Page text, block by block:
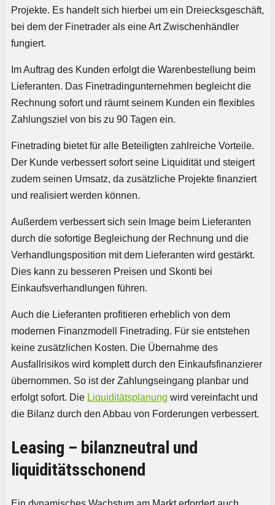
Projekte. Es handelt sich hierbei um ein Dreiecksgeschäft,
bei dem der Finetrader als eine Art Zwischenhändler
fungiert.
Im Auftrag des Kunden erfolgt die Warenbestellung beim
Lieferanten. Das Finetradingunternehmen begleicht die
Rechnung sofort und räumt seinem Kunden ein flexibles
Zahlungsziel von bis zu 90 Tagen ein.
Finetrading bietet für alle Beteiligten zahlreiche Vorteile.
Der Kunde verbessert sofort seine Liquidität und steigert
zudem seinen Umsatz, da zusätzliche Projekte finanziert
und realisiert werden können.
Außerdem verbessert sich sein Image beim Lieferanten
durch die sofortige Begleichung der Rechnung und die
Verhandlungsposition mit dem Lieferanten wird gestärkt.
Dies kann zu besseren Preisen und Skonti bei
Einkaufsverhandlungen führen.
Auch die Lieferanten profitieren erheblich von dem
modernen Finanzmodell Finetrading. Für sie entstehen
keine zusätzlichen Kosten. Die Übernahme des
Ausfallrisikos wird komplett durch den Einkaufsfinanzierer
übernommen. So ist der Zahlungseingang planbar und
erfolgt sofort. Die Liquiditätsplanung wird vereinfacht und
die Bilanz durch den Abbau von Forderungen verbessert.
Leasing – bilanzneutral und
liquiditätsschonend